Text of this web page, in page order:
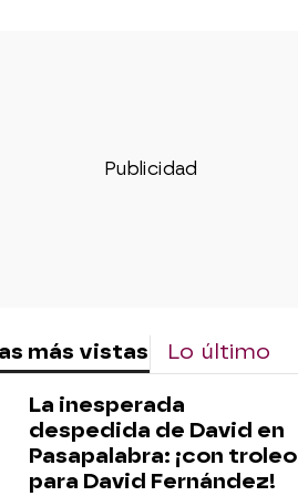
más vistas Lo último
La inesperada
despedida de David en
Pasapalabra: ¡con troleo
para David Fernández!